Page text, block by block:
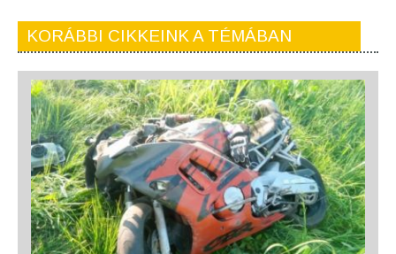
KORÁBBI CIKKEINK A TÉMÁBAN